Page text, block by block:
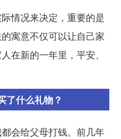
情况来决定，重要的是
寓意不仅可以让自己家
在新的一年里，平安、
了什么礼物？
会给父母打钱。前几年